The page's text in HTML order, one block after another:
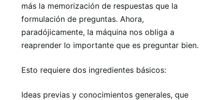
más la memorización de respuestas que la
formulación de preguntas. Ahora,
paradójicamente, la máquina nos obliga a
reaprender lo importante que es preguntar bien.
Esto requiere dos ingredientes básicos:
Ideas previas y conocimientos generales, que